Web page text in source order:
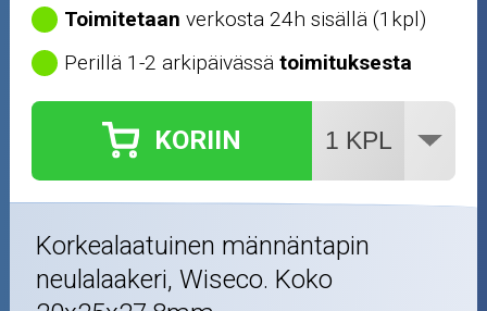
Toimitetaan verkosta 24h sisällä (1kpl)
Perillä 1-2 arkipäivässätoimituksesta
KORIIN
Korkealaatuinen männäntapin
neulalaakeri, Wiseco. Koko